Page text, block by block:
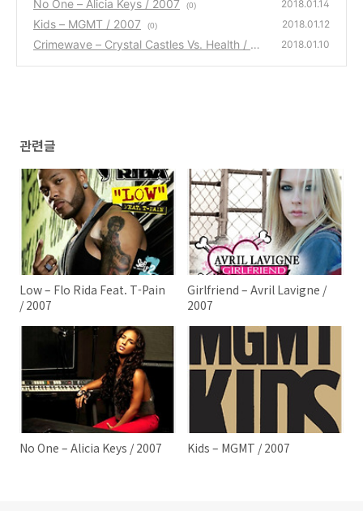
No One – Alicia Keys / 2007 (0) 2018.01.14
Kids – MGMT / 2007 (0) 2018.01.12
Crimewave – Crystal Castles Vs. Health / 20
2018.01.10
관련글
Low – Flo Rida Feat. T-Pain
/ 2007
Girlfriend – Avril Lavigne /
2007
No One – Alicia Keys / 2007 Kids – MGMT / 2007